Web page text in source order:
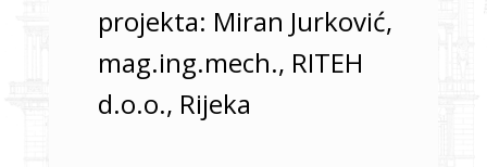
projekta: Miran Jurković,
mag.ing.mech., RITEH
d.o.o., Rijeka